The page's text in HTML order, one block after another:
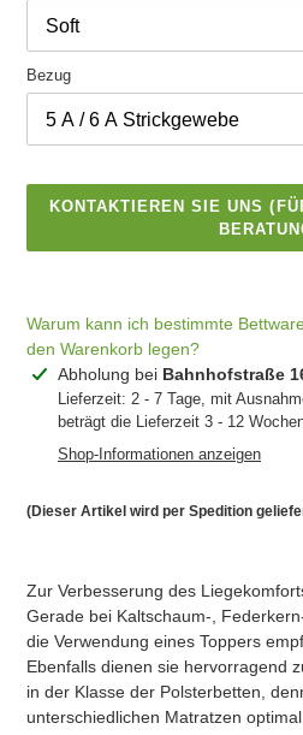
Bezug
KONTAKTIEREN SIE UNS
Warum kann ich bestimmte
den Warenkorb legen?
IN DEN
WARENKORB
LEGEN
Produkt
Warenkorb
Abholung bei Bahnhofstraße
Lieferzeit: 2 - 7 Tage, mit
beträgt die Lieferzeit 3 - 12
Shop-Informationen anzeigen
(Dieser Artikel wird per Spedition
Zur Verbesserung des
Gerade bei Kaltschaum-,
die Verwendung eines Toppers
Ebenfalls dienen sie hervorragend
in der Klasse der Polsterbetten,
unterschiedlichen Matratzen